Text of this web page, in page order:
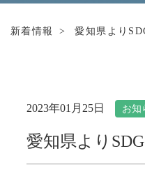
新着情報 > 愛知県より
2023年01月25日 お知
愛知県より